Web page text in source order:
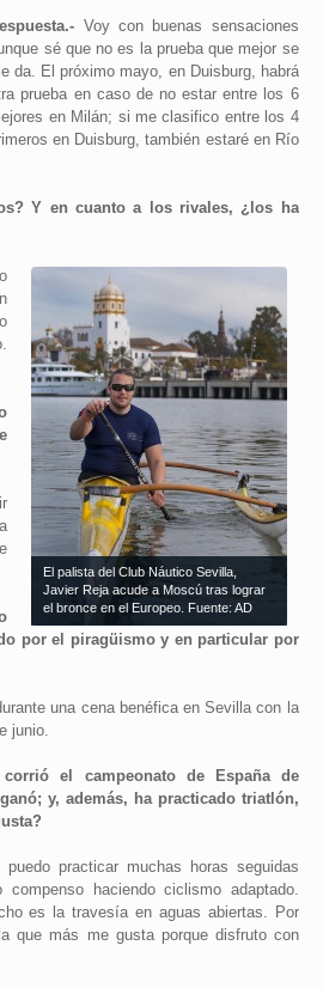
Voy con buenas sensaciones
sé que no es la prueba que mejor se
da. El próximo mayo, en Duisburg, habrá
prueba en caso de no estar entre los 6
en Milán; si me clasifico entre los 4
en Duisburg, también estaré en Río
Y en cuanto a los rivales, ¿los ha
El palista del Club Náutico Sevilla,
Javier Reja acude a Moscú tras lograr
el bronce en el Europeo. Fuente: AD
por el piragüismo y en particular por
una cena benéfica en Sevilla con la
junio.
el campeonato de España de
y, además, ha practicado triatlón,
practicar muchas horas seguidas
haciendo ciclismo adaptado.
es la travesía en aguas abiertas. Por
que más me gusta porque disfruto con